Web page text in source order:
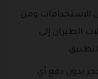
الاستخدامات ومن
الطيران إلى
بدون دفع أي